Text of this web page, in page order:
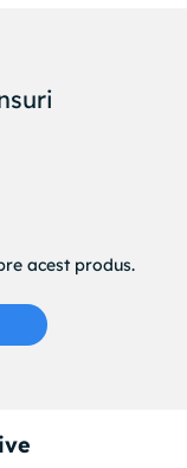
acest produs.